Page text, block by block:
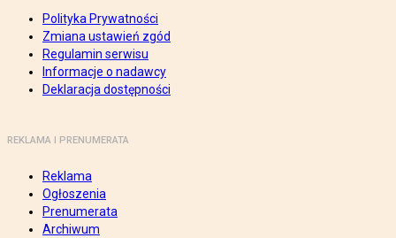
Polityka Prywatności
Zmiana ustawień zgód
Regulamin serwisu
Informacje o nadawcy
Deklaracja dostępności
REKLAMA I PRENUMERATA
Reklama
Ogłoszenia
Prenumerata
Archiwum